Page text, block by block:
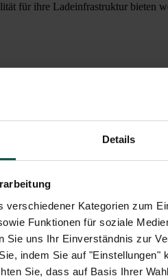
Details
Kategorien zum
Funktionen für soziale
Sie uns Ihr Einverständnis zur
indem Sie auf
Sie, dass auf Basis Ihrer
für ihre Ladeinfrastruktur bieten
als Full-Service-
Abrechnungssystem,
und Herstellung in
Energieversorgung inklusive
hin zum automatisierten
Jochen Schneider,